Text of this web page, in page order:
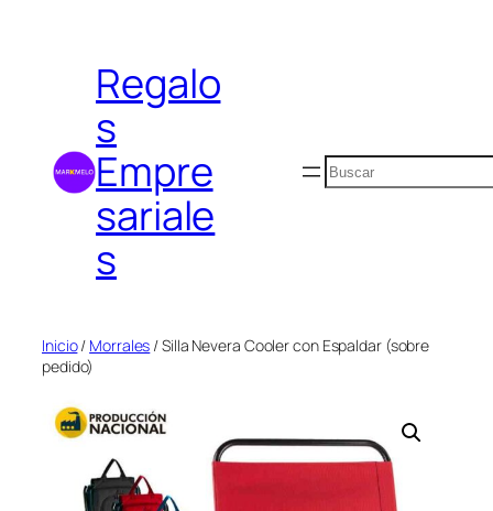
contenidoRegalo
s
Empre
sariale
s
Buscar
Inicio/ Morrales / Silla Nevera Cooler con Espaldar (sobre
pedido)